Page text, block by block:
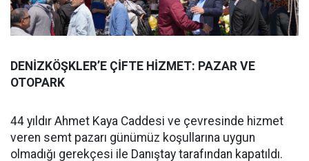
DENİZKÖŞKLER’E ÇİFTE HİZMET: PAZAR VE
OTOPARK
44 yıldır Ahmet Kaya Caddesi ve çevresinde hizmet
veren semt pazarı günümüz koşullarına uygun
olmadığı gerekçesi ile Danıştay tarafından kapatıldı.